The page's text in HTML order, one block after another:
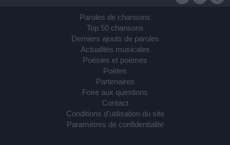
Paroles de chansons
Top 50 chansons
Derniers ajouts de paroles
Actualités musicales
Poésies et poèmes
Poètes
Partenaires
Foire aux questions
Contact
Conditions d'utilisation du site
Paramètres de confidentialité